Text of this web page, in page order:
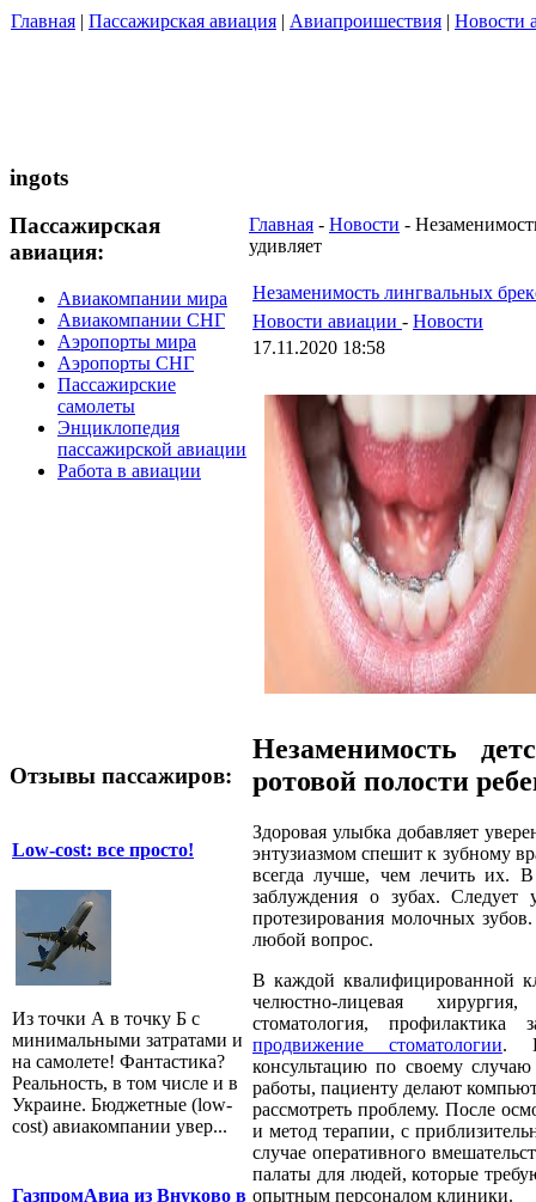
Главная | Пассажирская авиация | Авиапроишествия | Новости
ingots
Пассажирская
авиация:
Авиакомпании мира
Авиакомпании СНГ
Аэропорты мира
Аэропорты СНГ
Пассажирские
самолеты
Энциклопедия
пассажирской авиации
Работа в авиации
Отзывы пассажиров:
Low-cost: все просто!
Из точки А в точку Б с
минимальными затратами и
на самолете! Фантастика?
Реальность, в том числе и в
Украине. Бюджетные (low-
cost) авиакомпании увер...
ГазпромАвиа из Внуково в
Главная - Новости -
удивляет
Незаменимость лингвальных
Новости авиации - Новости
17.11.2020 18:58
Незаменимость
ротовой полости
Здоровая улыбка добавляет
энтузиазмом спешит к зубному
всегда лучше, чем лечить их.
заблуждения о зубах. Следует
протезирования молочных
любой вопрос.
В каждой квалифицированной
челюстно-лицевая
стоматология, профилактика
продвижение стоматологии.
консультацию по своему
работы, пациенту делают
рассмотреть проблему. После
и метод терапии, с
случае оперативного
палаты для людей, которые
опытным персоналом клиники.